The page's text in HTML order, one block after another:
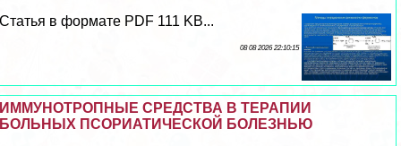
Статья в формате PDF 111 KB...
08 08 2026 22:10:15
ИММУНОТРОПНЫЕ СРЕДСТВА В ТЕРАПИИ
БОЛЬНЫХ ПСОРИАТИЧЕСКОЙ БОЛЕЗНЬЮ